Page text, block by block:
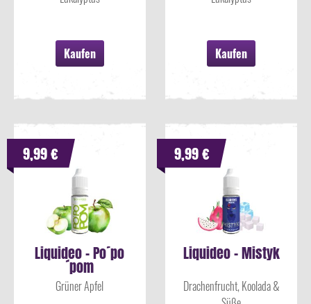
Kaufen Kaufen
Liquideo - Po´po
´pom
Grüner Apfel
9,99 €
Liquideo - Mistyk
Drachenfrucht, Koolada &
9,99 €